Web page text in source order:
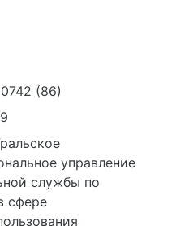
(86)
управление
службы по
сфере